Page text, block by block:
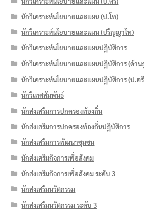
นักวิเคราะห์นโยบายและแผน (ป.โท)
นักวิเคราะห์นโยบายและแผน (ปริญญาโท)
นักวิเคราะห์นโยบายและแผนปฏิบัติการ
นักวิเคราะห์นโยบายและแผนปฏิบัติการ (ด้า
นักวิเคราะห์นโยบายและแผนปฏิบัติการ (ป.ต
นักวิเทศสัมพันธ์
นักส่งเสริมการปกครองท้องถิ่น
นักส่งเสริมการปกครองท้องถิ่นปฏิบัติการ
นักส่งเสริมการพัฒนาชุมชน
นักส่งเสริมกิจการเพื่อสังคม
นักส่งเสริมกิจการเพื่อสังคม ระดับ 3
นักส่งเสริมนวัตกรรม
นักส่งเสริมนวัตกรรม ระดับ 3